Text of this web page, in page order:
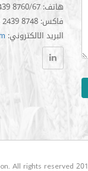
+968 2439 8760/67 :هاتف
+968 2439 8748 :فاكس
:البريد الالكتروني